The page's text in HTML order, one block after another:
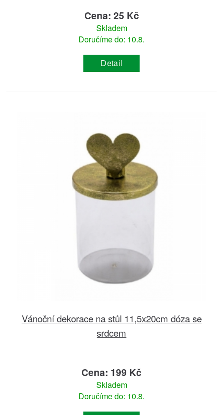
Cena: 25 Kč
Skladem
Doručíme do: 10.8.
Detail
Vánoční dekorace na stůl 11,5x20cm dóza se
srdcem
Cena: 199 Kč
Skladem
Doručíme do: 10.8.